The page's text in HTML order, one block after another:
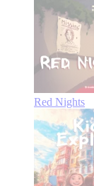
Red Nights